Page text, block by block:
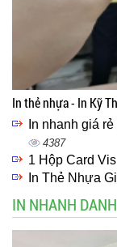
In thẻ nhựa - In Kỹ
In nhanh giá
4387
1 Hộp Card
In Thẻ Nhựa
IN NHANH